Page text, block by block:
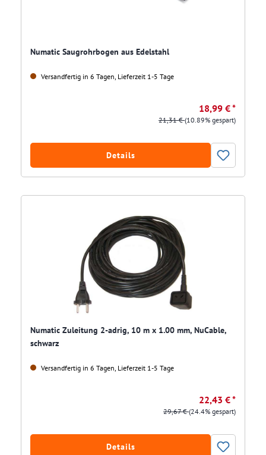
Numatic Saugrohrbogen aus Edelstahl
Versandfertig in 6 Tagen, Lieferzeit 1-5 Tage
18,99 € *
21,31 €(10.89% gespart)
Details
Numatic Zuleitung 2-adrig, 10 m x 1.00 mm, NuCable,
schwarz
Versandfertig in 6 Tagen, Lieferzeit 1-5 Tage
22,43 € *
29,67 €(24.4% gespart)
Details